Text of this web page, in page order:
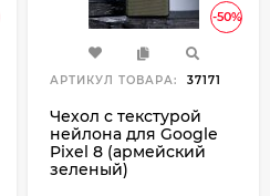
-50%
АРТИКУЛ ТОВАРА: 37171
Чехол с текстурой
нейлона для Google
Pixel 8 (армейский
зеленый)